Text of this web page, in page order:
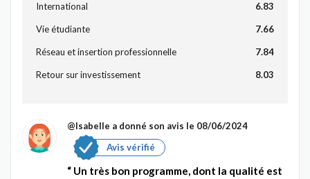
International 6.83
Vie étudiante 7.66
Réseau et insertion professionnelle 7.84
Retour sur investissement 8.03
@Isabelle a donné son avis le 08/06/2024
Avis vérifié
Un très bon programme, dont la qualité est